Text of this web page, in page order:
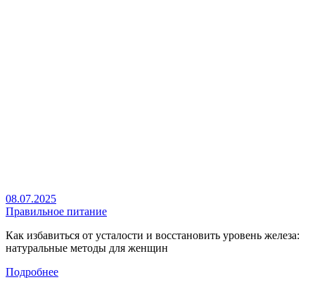
08.07.2025
Правильное питание
Как избавиться от усталости и восстановить уровень железа:
натуральные методы для женщин
Подробнее